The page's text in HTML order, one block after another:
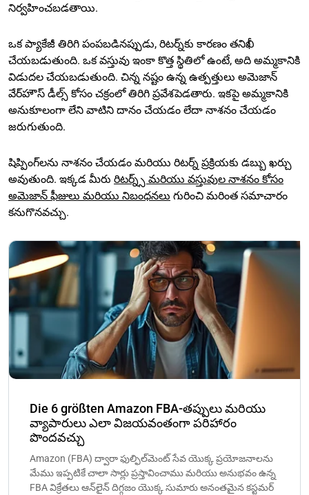
నిర్వహించబడతాయి.
ఒక ప్యాకేజీ తిరిగి పంపబడినప్పుడు, రిటర్న్‌కు కారణం తనిఖీ
చేయబడుతుంది. ఒక వస్తువు ఇంకా కొత్త స్థితిలో ఉంటే, అది అమ్మకానికి
విడుదల చేయబడుతుంది. చిన్న నష్టం ఉన్న ఉత్పత్తులు అమెజాన్
వేర్‌హౌస్ డీల్స్ కోసం చక్రంలో తిరిగి ప్రవేశపెడతారు. ఇకపై అమ్మకానికి
అనుకూలంగా లేని వాటిని దానం చేయడం లేదా నాశనం చేయడం
జరుగుతుంది.
షిప్పింగ్‌లను నాశనం చేయడం మరియు రిటర్న్ ప్రక్రియకు డబ్బు ఖర్చు
అవుతుంది. ఇక్కడ మీరు రిటర్న్స్ మరియు వస్తువుల నాశనం కోసం
అమెజాన్ ఫీజులు మరియు నిబంధనలు గురించి మరింత సమాచారం
కనుగొనవచ్చు.
Die 6 größten Amazon FBA-తప్పులు మరియు
వ్యాపారులు ఎలా విజయవంతంగా పరిహారం
పొందవచ్చు
Amazon (FBA) ద్వారా ఫుల్ఫిల్‌మెంట్ సేవ యొక్క ప్రయోజనాలను
మేము ఇప్పటికే చాలా సార్లు ప్రస్తావించాము మరియు అనుభవం ఉన్న
FBA విక్రేతలు ఆన్‌లైన్ దిగ్గజం యొక్క సుమారు అనంతమైన కస్టమర్